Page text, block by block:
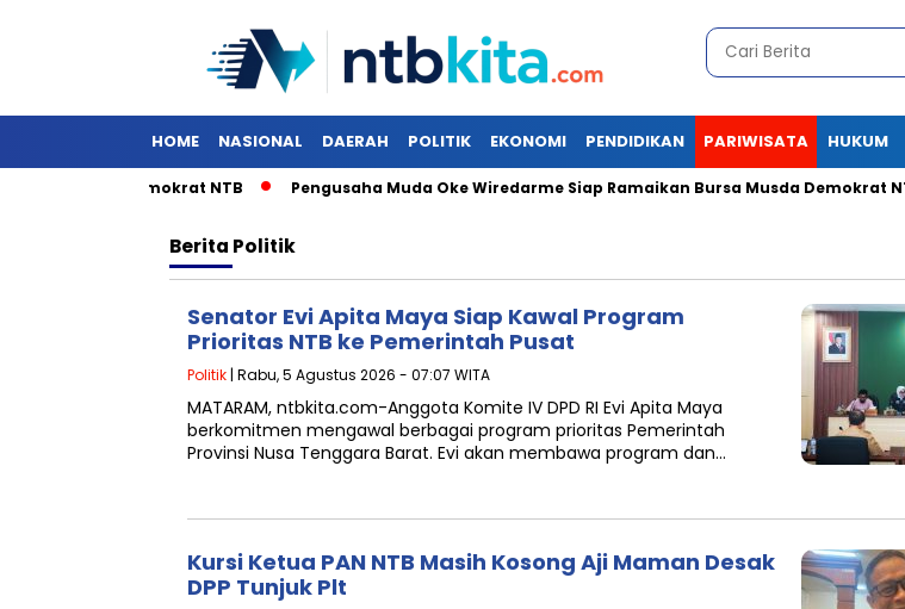
HOME NASIONAL DAERAH POLITIK EKONOMI PENDIDIKAN PARIWISATA HUKUM
Demokrat NTB Pengusaha Muda Oke Wiredarme Siap Ramaikan Bursa Musda Demokrat NTB
Berita Politik
Senator Evi Apita Maya Siap Kawal Program
Prioritas NTB ke Pemerintah Pusat
Politik | Rabu, 5 Agustus 2026 - 07:07 WITA
MATARAM, ntbkita.com-Anggota Komite IV DPD RI Evi Apita Maya
berkomitmen mengawal berbagai program prioritas Pemerintah
Provinsi Nusa Tenggara Barat. Evi akan membawa program dan…
Kursi Ketua PAN NTB Masih Kosong Aji Maman Desak
DPP Tunjuk Plt